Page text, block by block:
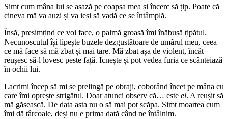
Simt cum mâna lui se așază pe coapsa mea și încerc să țip. Poate că
cineva mă va auzi și va ieși să vadă ce se întâmplă.
Însă, presimțind ce voi face, o palmă groasă îmi înăbușă țipătul.
Necunoscutul își lipește buzele dezgustătoare de umărul meu, ceea
ce mă face să mă zbat și mai tare. Mă zbat așa de violent, încât
reușesc să-l lovesc peste față. Icnește și pot vedea furia ce scânteiază
în ochii lui.
Lacrimi încep să mi se prelingă pe obraji, coborând încet pe mâna cu
care îmi oprește strigătul. Doar atunci observ că… este el. A reușit să
mă găsească. De data asta nu o să mai pot scăpa. Simt moartea cum
îmi dă târcoale, deși nu e prima dată când ne întâlnim.